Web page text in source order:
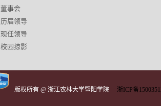
董事会
历届领导
现任领导
校园掠影
版权所有 @ 浙江农林大学暨阳学院 浙ICP备